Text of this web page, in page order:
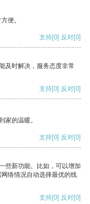
便。
支持[0] 反对[0]
及时解决，服务态度非常
支持[0] 反对[0]
家的温暖。
支持[0] 反对[0]
些新功能。比如，可以增加
络情况自动选择最优的线
支持[0] 反对[0]